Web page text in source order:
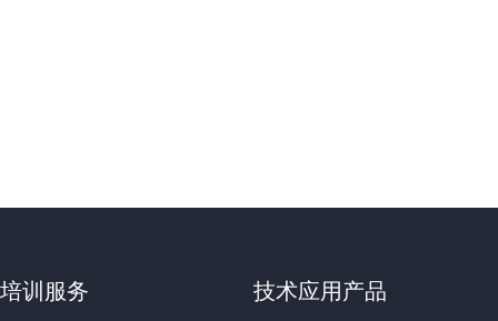
培训服务 技术应用产品